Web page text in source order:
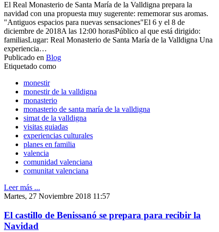
El Real Monasterio de Santa María de la Valldigna prepara la
navidad con una propuesta muy sugerente: rememorar sus aromas.
"Antiguos espacios para nuevas sensaciones"El 6 y el 8 de
diciembre de 2018A las 12:00 horasPúblico al que está dirigido:
familiasLugar: Real Monasterio de Santa María de la Valldigna Una
experiencia…
Publicado en Blog
Etiquetado como
monestir
monestir de la valldigna
monasterio
monasterio de santa maría de la valldigna
simat de la valldigna
visitas guiadas
experiencias culturales
planes en familia
valencia
comunidad valenciana
comunitat valenciana
Leer más ...
Martes, 27 Noviembre 2018 11:57
El castillo de Benissanó se prepara para recibir la
Navidad